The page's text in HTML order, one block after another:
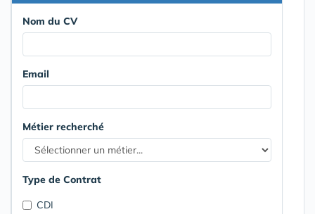
Nom du CV
Email
Métier recherché
Type de Contrat
CDI